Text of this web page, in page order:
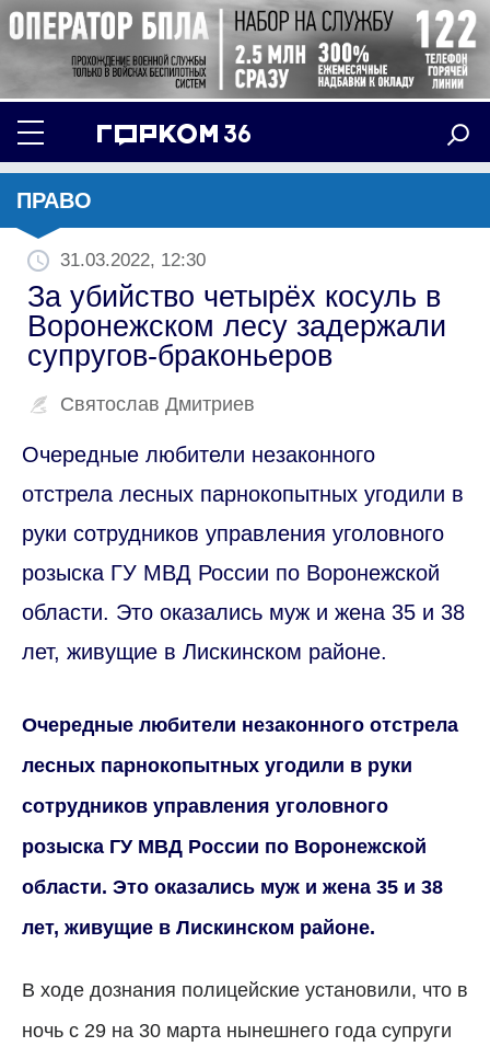
ПРАВО
31.03.2022, 12:30
За убийство четырёх косуль в
Воронежском лесу задержали
супругов-браконьеров
Святослав Дмитриев
Очередные любители незаконного
отстрела лесных парнокопытных угодили в
руки сотрудников управления уголовного
розыска ГУ МВД России по Воронежской
области. Это оказались муж и жена 35 и 38
лет, живущие в Лискинском районе.
Очередные любители незаконного отстрела
лесных парнокопытных угодили в руки
сотрудников управления уголовного
розыска ГУ МВД России по Воронежской
области. Это оказались муж и жена 35 и 38
лет, живущие в Лискинском районе.
В ходе дознания полицейские установили, что в
ночь с 29 на 30 марта нынешнего года супруги